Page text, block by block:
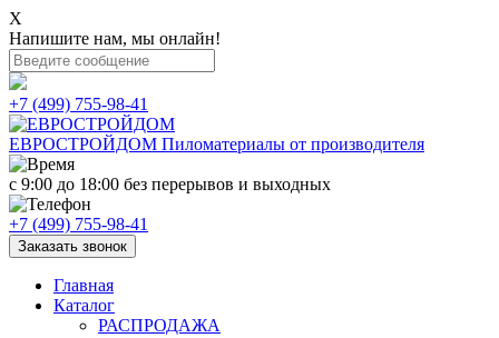
X
Напишите нам, мы онлайн!
+7 (499) 755-98-41
ЕВРОСТРОЙДОМ Пиломатериалы от производителя
с 9:00 до 18:00 без перерывов и выходных
+7 (499) 755-98-41
Заказать звонок
Главная
Каталог
РАСПРОДАЖА